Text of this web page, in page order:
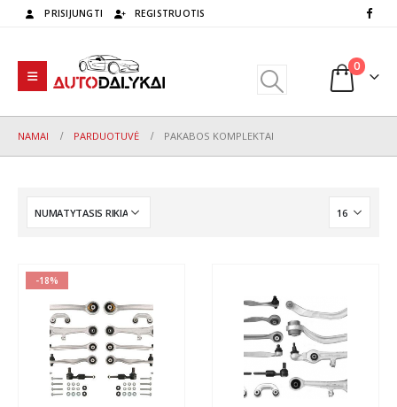
PRISIJUNGTI REGISTRUOTIS
0
NAMAI PARDUOTUVĖ PAKABOS KOMPLEKTAI
-18%